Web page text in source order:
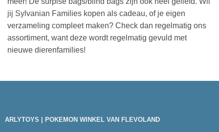
jij Sylvanian Families kopen als cadeau, of je eigen
verzameling compleet maken? Check dan regelmatig ons
assortiment, want deze wordt regelmatig gevuld met
nieuwe dierenfamilies!
ARLYTOYS | POKEMON WINKEL VAN FLEVOLAND